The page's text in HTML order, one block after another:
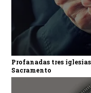
Profanadas tres
Sacramento